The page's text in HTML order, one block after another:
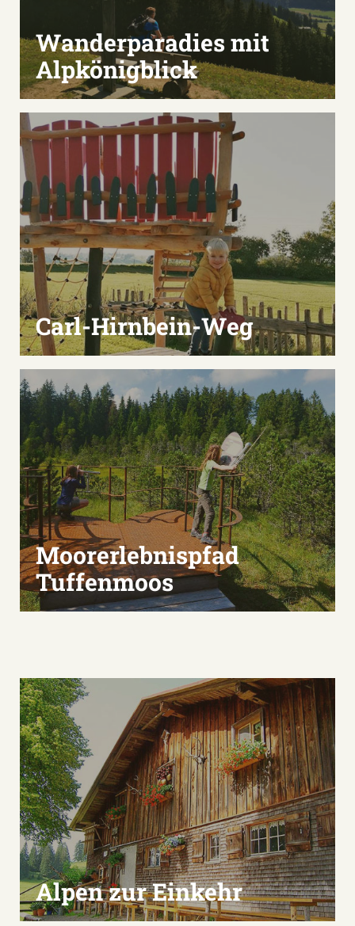
Wanderparadies mit
Alpkönigblick
Carl-Hirnbein-Weg
Moorerlebnispfad
Tuffenmoos
Alpen zur Einkehr